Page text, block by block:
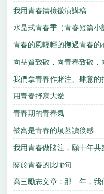
我用青春鑄檢徽演講稿
水晶式青春季（青春短篇小
青春的風輕輕的撫過青春的
向品質致敬，向青春致敬，
我們拿青春作賭注、肆意的
用青春抒寫大愛
青春期的青春氣
被窩是青春的墳墓讀後感
我用青春做賭注，願十年共
關於青春的比喻句
高三勵志文章：那—年，